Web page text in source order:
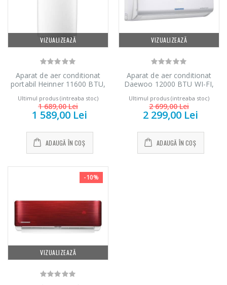
VIZUALIZEAZĂ
Aparat de aer conditionat
portabil Heinner 11600 BTU,
display led, timer,
dezumidificare, kit instalare
inclus, HPAC-12WH, alb
Ultimul produs (intreaba stoc)
1 689,00 Lei
1 589,00 Lei
ADAUGĂ ÎN COȘ
VIZUALIZEAZĂ
Aparat de aer conditionat
Daewoo 12000 BTU WI-FI,
instalare inclus (3m), filtre cu
ioni de argint, functie iFeel,
Eco Mode, DAC-12CHSDW,
Ultimul produs (intreaba stoc)
2 699,00 Lei
2 299,00 Lei
ADAUGĂ ÎN COȘ
VIZUALIZEAZĂ
-10%